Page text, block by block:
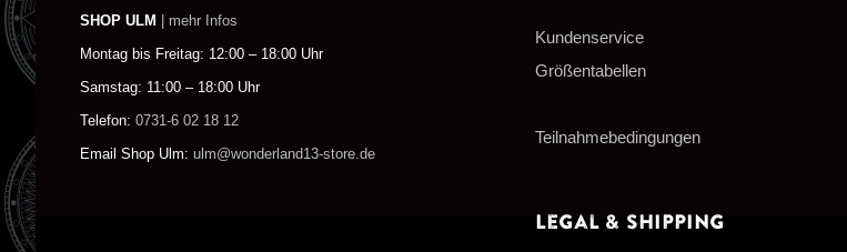
SHOP ULM | mehr Infos
Montag bis Freitag: 12:00 – 18:00 Uhr
Samstag: 11:00 – 18:00 Uhr
Telefon: 0731-6 02 18 12
Email Shop Ulm: ulm@wonderland13-store.de
Kundenservice
Größentabellen
Teilnahmebedingungen
Legal & Shipping